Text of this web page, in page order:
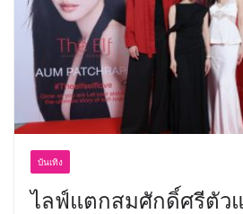
บันเทิง
ไลฟ์แตกสมศักดิ์ศรีตัว